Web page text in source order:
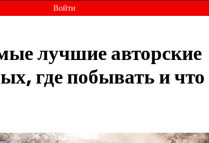
Войти
лучшие авторские
где побывать и что